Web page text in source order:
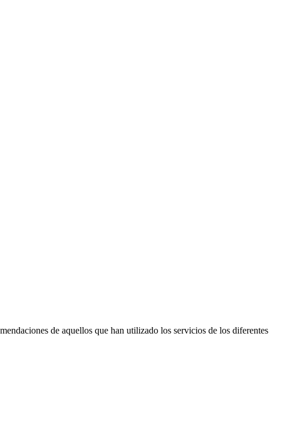
de aquellos que han utilizado los servicios de los diferentes